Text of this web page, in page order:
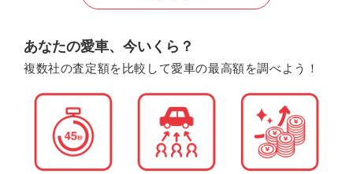
あなたの愛車、今いくら？
複数社の査定額を比較して愛車の最高額を調べよう！